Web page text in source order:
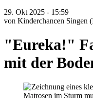
29. Okt 2025 - 15:59
von Kinderchancen Singen
"Eureka!"
mit der